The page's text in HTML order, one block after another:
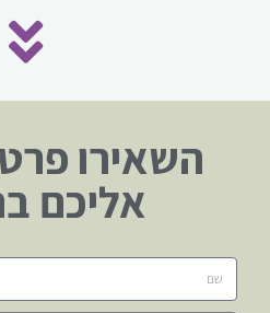
השאירו
אליכם